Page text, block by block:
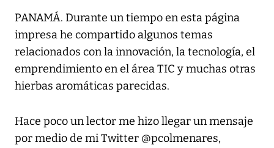
PANAMÁ. Durante un tiempo en esta página
impresa he compartido algunos temas
relacionados con la innovación, la tecnología, el
emprendimiento en el área TIC y muchas otras
hierbas aromáticas parecidas.
Hace poco un lector me hizo llegar un mensaje
por medio de mi Twitter @pcolmenares,